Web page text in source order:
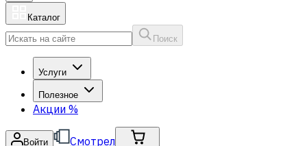
Каталог
Поиск
Услуги
Полезное
Акции %
Войти Смотрел